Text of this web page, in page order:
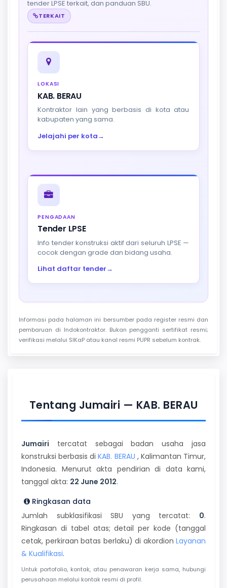
tender LPSE terkait, dan panduan SBU.
TERKAIT
LOKASI
KAB. BERAU
Kontraktor lain yang berbasis di kota atau
kabupaten yang sama.
Jelajahi per kota→
PENGADAAN
Tender LPSE
Info tender konstruksi aktif dari seluruh LPSE —
cocok dengan grade dan bidang usaha.
Lihat daftar tender→
Informasi pada halaman ini bersumber pada register resmi dan
pembaruan di Indokontraktor. Bukan pengganti sertifikat resmi;
verifikasi melalui SIKaP atau kanal resmi PUPR sebelum kontrak.
Tentang Jumairi — KAB. BERAU
Jumairi tercatat sebagai badan usaha jasa
konstruksi berbasis diKAB. BERAU , Kalimantan Timur,
Indonesia. Menurut akta pendirian di data kami,
tanggal akta: 22 June 2012.
Ringkasan data
Jumlah subklasifikasi SBU yang tercatat: 0.
Ringkasan di tabel atas; detail per kode (tanggal
cetak, perkiraan batas berlaku) di akordion Layanan
& Kualifikasi.
Untuk portofolio, kontak, atau penawaran kerja sama, hubungi
perusahaan melalui kontak resmi di profil.